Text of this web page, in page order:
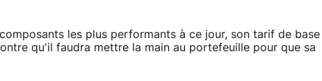
les plus performants à ce jour, son tarif de base
qu'il faudra mettre la main au portefeuille pour que sa